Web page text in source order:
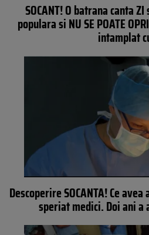
SOCANT! O batrana canta
populara si NU SE POATE
intamplat
Descoperire SOCANTA! Ce
speriat medici. Doi ani